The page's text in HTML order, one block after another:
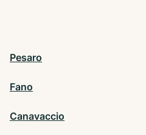
Pesaro
Fano
Canavaccio